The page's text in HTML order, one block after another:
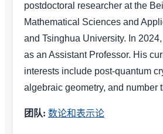
postdoctoral researcher at the
Mathematical Sciences and
and Tsinghua University. In
as an Assistant Professor. His
interests include post-quantum
algebraic geometry, and number
团队: 数论和表示论